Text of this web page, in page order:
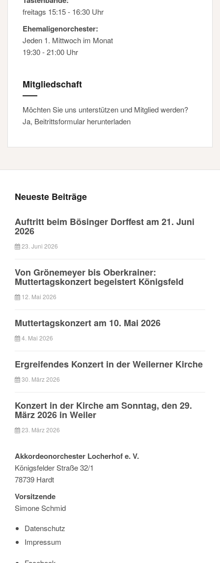
freitags 15:15 - 16:30 Uhr
Ehemaligenorchester:
Jeden 1. Mittwoch im Monat
19:30 - 21:00 Uhr
Mitgliedschaft
Möchten Sie uns unterstützen und Mitglied werden?
Ja, Beitrittsformular herunterladen
Neueste Beiträge
Auftritt beim Bösinger Dorffest am 21. Juni
2026
23. Juni 2026
Von Grönemeyer bis Oberkrainer:
Muttertagskonzert begeistert Königsfeld
12. Mai 2026
Muttertagskonzert am 10. Mai 2026
4. Mai 2026
Ergreifendes Konzert in der Weilerner Kirche
30. März 2026
Konzert in der Kirche am Sonntag, den 29.
März 2026 in Weiler
23. März 2026
Akkordeonorchester Locherhof e. V.
Königsfelder Straße 32/1
78739 Hardt
Vorsitzende
Simone Schmid
Datenschutz
Impressum